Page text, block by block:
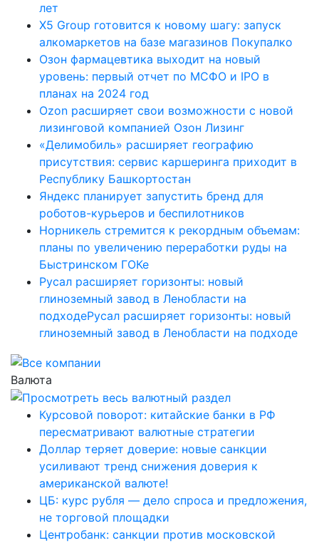
лет
X5 Group готовится к новому шагу: запуск
алкомаркетов на базе магазинов Покупалко
Озон фармацевтика выходит на новый
уровень: первый отчет по МСФО и IPO в
планах на 2024 год
Ozon расширяет свои возможности с новой
лизинговой компанией Озон Лизинг
«Делимобиль» расширяет географию
присутствия: сервис каршеринга приходит в
Республику Башкортостан
Яндекс планирует запустить бренд для
роботов-курьеров и беспилотников
Норникель стремится к рекордным объемам:
планы по увеличению переработки руды на
Быстринском ГОКе
Русал расширяет горизонты: новый
глиноземный завод в Ленобласти на
подходеРусал расширяет горизонты: новый
глиноземный завод в Ленобласти на подходе
Валюта
Курсовой поворот: китайские банки в РФ
пересматривают валютные стратегии
Доллар теряет доверие: новые санкции
усиливают тренд снижения доверия к
американской валюте!
ЦБ: курс рубля — дело спроса и предложения,
не торговой площадки
Центробанк: санкции против московской